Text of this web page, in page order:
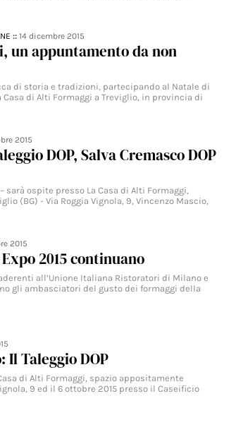
::14 dicembre 2015
un appuntamento da non
di storia e tradizioni, partecipando al Natale di
di Alti Formaggi a Treviglio, in provincia di
2015
DOP, Salva Cremasco DOP
sarà ospite presso La Casa di Alti Formaggi,
(BG) - Via Roggia Vignola, 9, Vincenzo Mascio,
2015
2015 continuano
all’Unione Italiana Ristoratori di Milano e
gli ambasciatori del gusto dei formaggi della
Taleggio DOP
di Alti Formaggi, spazio appositamente
9 ed il 6 ottobre 2015 presso il Caseificio